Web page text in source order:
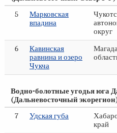
5
Марковская
впадина
округ
6
Кавинская
равнина и озеро
Чукча
Водно-болотные угодья юга
(Дальневосточный
7
Удская губа
край